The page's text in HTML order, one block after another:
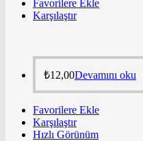
Favorilere Ekle
Karşılaştır
₺12,00Devamını oku
Favorilere Ekle
Karşılaştır
Hızlı Görünüm